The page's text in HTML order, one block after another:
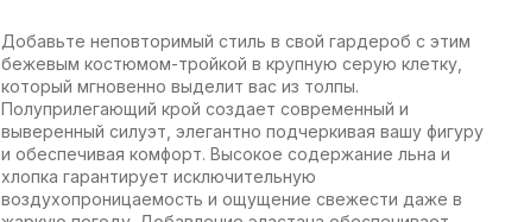
Добавьте неповторимый стиль в свой гардероб с этим
бежевым костюмом-тройкой в крупную серую клетку,
который мгновенно выделит вас из толпы.
Полуприлегающий крой создает современный и
выверенный силуэт, элегантно подчеркивая вашу фигуру
и обеспечивая комфорт. Высокое содержание льна и
хлопка гарантирует исключительную
воздухопроницаемость и ощущение свежести даже в